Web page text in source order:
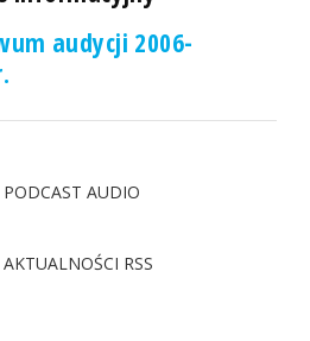
audycji 2006-
PODCAST AUDIO
AKTUALNOŚCI RSS